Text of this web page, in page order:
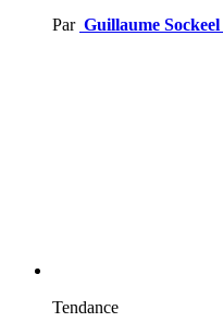
Par Guillaume Sockeel
Tendance